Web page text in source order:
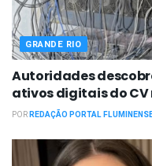
GRANDE RIO
Autoridades
ativos digitais do CV
PORREDAÇÃO PORTAL